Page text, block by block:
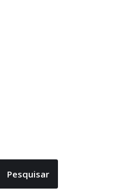
Pesquisar